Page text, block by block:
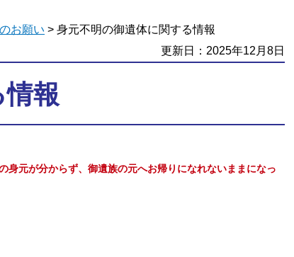
お願い > 身元不明の御遺体に関する情報
更新日：2025年12月8日
報
元が分からず、御遺族の元へお帰りになれないままになっ